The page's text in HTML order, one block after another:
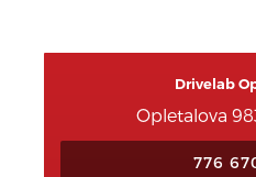
Drivelab
Opletalova
776